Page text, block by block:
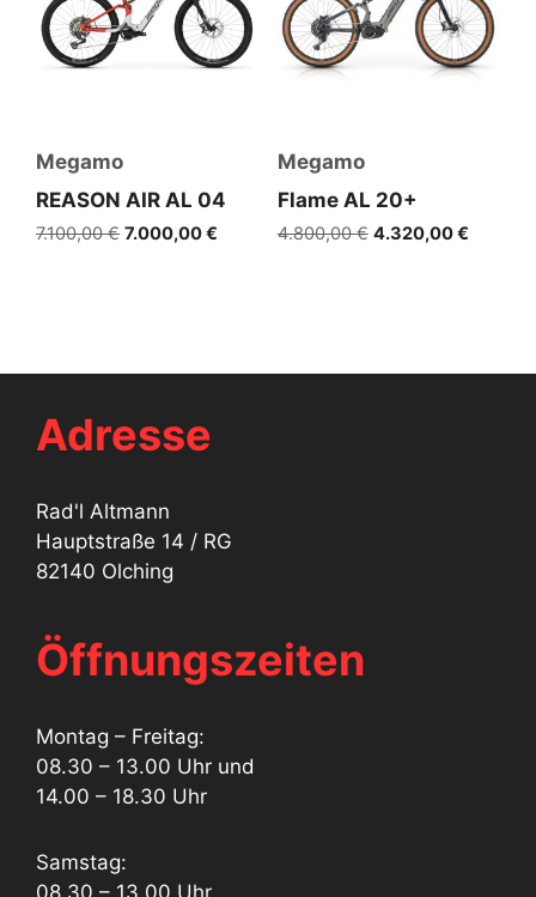
Megamo
REASON AIR AL 04
7.100,00€ Ursprünglicher
7.000,00€ Aktueller
Megamo
Flame AL 20+
4.800,00€ Ursprünglicher
4.320,00€Aktueller
Adresse
Rad'l Altmann
Hauptstraße 14 / RG
82140 Olching
Öffnungszeiten
Montag – Freitag:
08.30 – 13.00 Uhr und
14.00 – 18.30 Uhr
Samstag:
08.30 – 13.00 Uhr